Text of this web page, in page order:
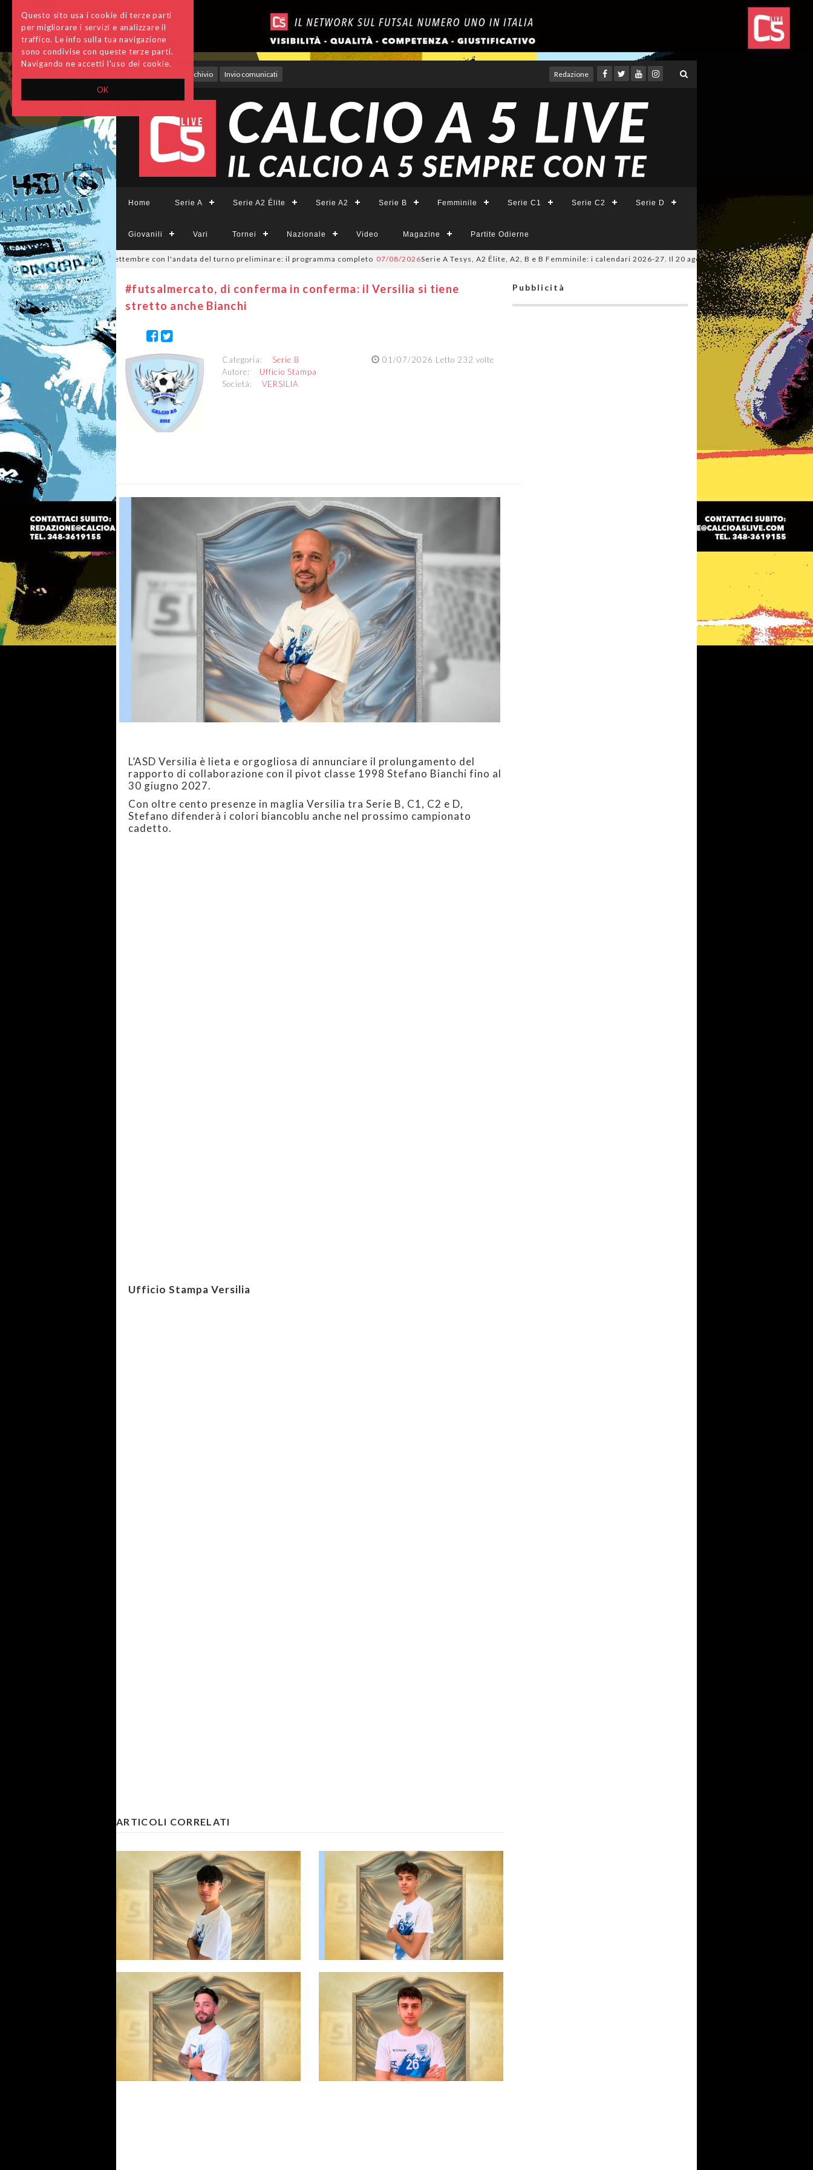
OK
Questo sito usa i cookie di terze parti
per migliorare i servizi e analizzare il
traffico. Le info sulla tua navigazione
sono condivise con queste terze parti.
Navigando ne accetti l'uso dei cookie.
Archivio Invio comunicati Redazione
Home Serie A Serie A2 Élite Serie A2 Serie B Femminile Serie C1 Serie C2 Serie D
Giovanili Vari Tornei Nazionale Video Magazine Partite Odierne
si parte il 19 settembre con l'andata del turno preliminare: il programma completo 07/08/2026Serie A Tesys, A2 Élite, A2, B e B Femminile: i calendari 2026-27. Il 20 agosto la presentazione della Serie A
#futsalmercato, di conferma in conferma: il Versilia si tiene
stretto anche Bianchi
01/07/2026 Letto 232 volte
Categoria: Serie B
Autore: Ufficio Stampa
Società: VERSILIA
L’ASD Versilia è lieta e orgogliosa di annunciare il prolungamento del
rapporto di collaborazione con il pivot classe 1998 Stefano Bianchi fino al
30 giugno 2027.
Con oltre cento presenze in maglia Versilia tra Serie B, C1, C2 e D,
Stefano difenderà i colori biancoblu anche nel prossimo campionato
cadetto.
Ufficio Stampa Versilia
ARTICOLI CORRELATI
#futsalmercato, Versilia: Monacelli
sale nella prima squadra di
Vasarelli
#futsalmercato, un astro nascente
del futsal toscano per il Versilia:
ecco El Bassraoui
Pubblicità